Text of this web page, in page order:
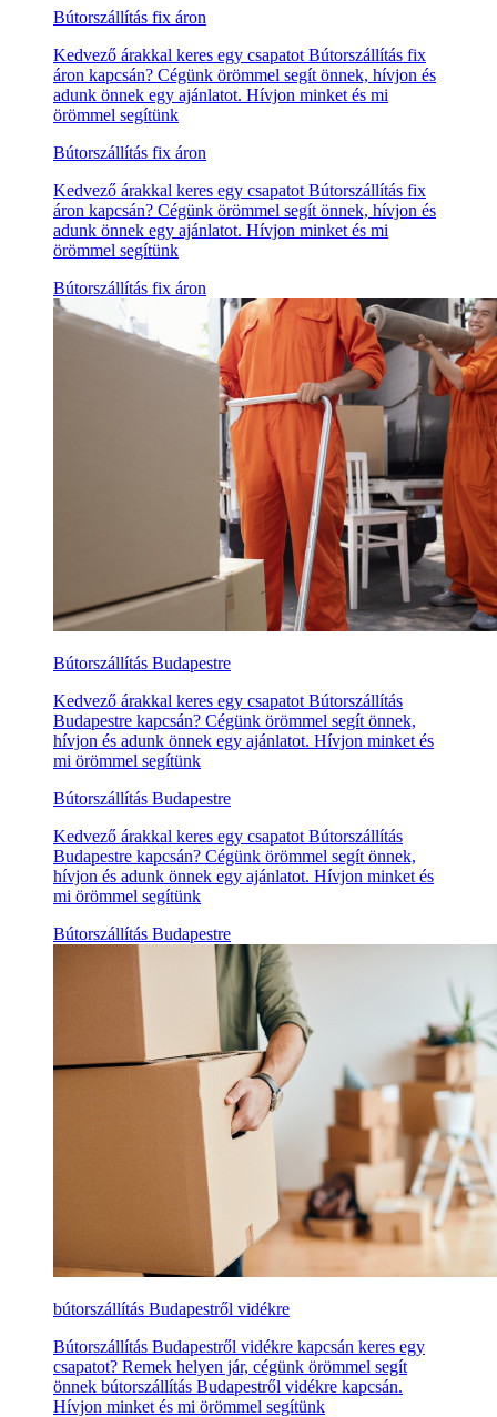
Bútorszállítás fix áron
Kedvező árakkal keres egy csapatot Bútorszállítás fix
áron kapcsán? Cégünk örömmel segít önnek, hívjon és
adunk önnek egy ajánlatot. Hívjon minket és mi
örömmel segítünk
Bútorszállítás fix áron
Kedvező árakkal keres egy csapatot Bútorszállítás fix
áron kapcsán? Cégünk örömmel segít önnek, hívjon és
adunk önnek egy ajánlatot. Hívjon minket és mi
örömmel segítünk
Bútorszállítás fix áron
Bútorszállítás Budapestre
Kedvező árakkal keres egy csapatot Bútorszállítás
Budapestre kapcsán? Cégünk örömmel segít önnek,
hívjon és adunk önnek egy ajánlatot. Hívjon minket és
mi örömmel segítünk
Bútorszállítás Budapestre
Kedvező árakkal keres egy csapatot Bútorszállítás
Budapestre kapcsán? Cégünk örömmel segít önnek,
hívjon és adunk önnek egy ajánlatot. Hívjon minket és
mi örömmel segítünk
Bútorszállítás Budapestre
bútorszállítás Budapestről vidékre
Bútorszállítás Budapestről vidékre kapcsán keres egy
csapatot? Remek helyen jár, cégünk örömmel segít
önnek bútorszállítás Budapestről vidékre kapcsán.
Hívjon minket és mi örömmel segítünk